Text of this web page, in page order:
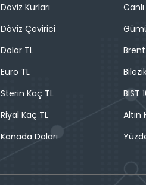
Döviz Kurları
Döviz Çevirici
Dolar TL
Euro TL
Sterin Kaç TL
Riyal Kaç TL
Kanada Doları
BIST
Altın